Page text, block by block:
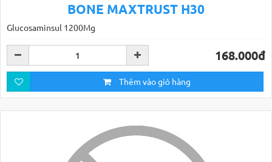
BONE MAXTRUST H30
Glucosaminsul 1200Mg
168.000đ
Thêm vào giỏ hàng